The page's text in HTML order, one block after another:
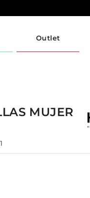
Outlet
MUJER